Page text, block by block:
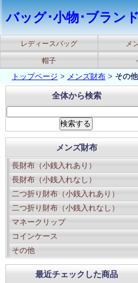
バッグ･小物･ブラン
レディースバッグ メ
帽子
トップページ > メンズ財布 > その他
全体から検索
メンズ財布
長財布（小銭入れあり）
長財布（小銭入れなし）
二つ折り財布（小銭入れあり）
二つ折り財布（小銭入れなし）
マネークリップ
コインケース
その他
最近チェックした商品